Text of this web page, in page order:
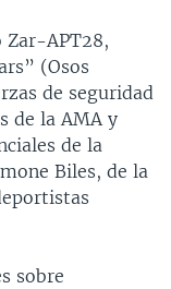
Zar-APT28,
(Osos
de seguridad
de la AMA y
de la
Biles, de la
sobre